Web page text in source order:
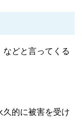
などと言ってくる
久的に被害を受け